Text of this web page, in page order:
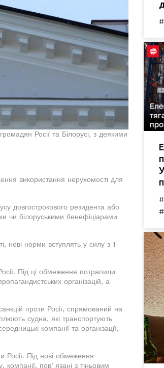
Росії та Білорусі, з деякими
використання нерухомості для
довгострокового резидента або
чи білоруськими бенефіціарами
нові норми вступлять у силу з 1
Під ці обмеження потрапили
організацій, а
проти Росії, спрямований на
судна, які транспортують
компанії та організації,
Росії. Під нові обмеження
компанії, повʼязані з тіньовим
#
#
#